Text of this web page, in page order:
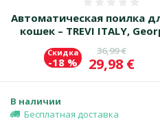
Автоматическая поилка
кошек – TREVI ITALY,
Исходная
36,99 €
Цена
29,98 €
Скидка
-18 %
В наличии
Бесплатная доставка